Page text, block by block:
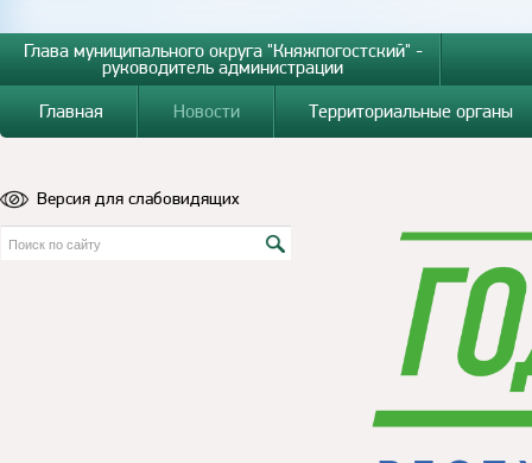
Глава муниципального округа "Княжпогостский" -
руководитель администрации
Главная
Новости Территориальные органы
Версия для слабовидящих